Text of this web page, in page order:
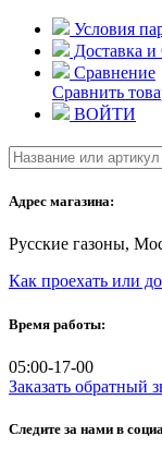
Skip
content
Условия
Доставка и
Сравнение
Сравнить
ВОЙТИ
Адрес магазина:
Русские газоны,
Как проехать или
Время работы:
05:00-17-00
Заказать обратный
Следите за нами в